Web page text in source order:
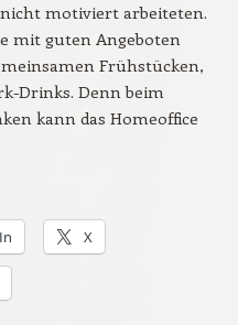
nicht motiviert arbeiteten.
mit guten Angeboten
Frühstücken,
Drinks. Denn beim
kann das Homeoffice
X